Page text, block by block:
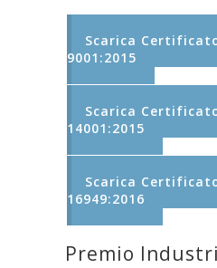
Scarica
9001:2015
Scarica
14001:2015
Scarica
16949:2016
Premio